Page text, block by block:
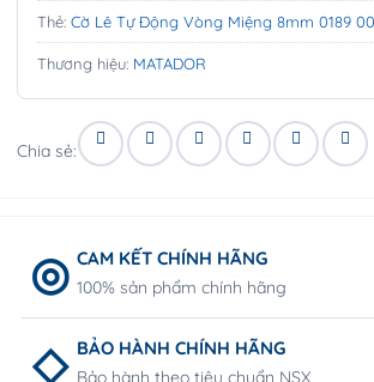
Thẻ: Cờ Lê Tự Động Vòng Miệng 8mm 0189
Thương hiệu: MATADOR
Chia sẻ:
CAM KẾT CHÍNH HÃNG
100% sản phẩm chính hãng
BẢO HÀNH CHÍNH HÃNG
Bảo hành theo tiêu chuẩn NSX